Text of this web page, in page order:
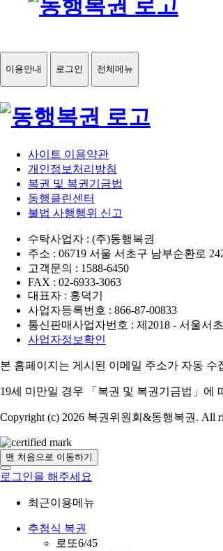
이용안내 로그인 전체메뉴
사이트 이용약관
개인정보처리방침
복권 및 복권기금법
동행클린센터
불법 사행행위 신고
수탁사업자 : (주)동행복권
주소 : 06719 서울 서초구 남부순환로
고객문의 : 1588-6450
FAX : 02-6933-3063
대표자 : 홍덕기
사업자등록번호 : 866-87-00833
통신판매사업자번호 : 제2018 - 서울서
사업자정보확인
본 홈페이지는 게시된 이메일 주소가 자동 수
19세 미만일 경우 「복권 및 복권기금법」에
Copyright (c) 2026 복권위원회&동행복권. All
맨 처음으로 이동하기
로그인을 해주세요
최근이용메뉴
추첨식 복권
로또6/45